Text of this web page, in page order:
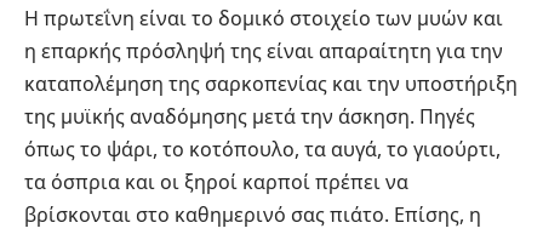
Η πρωτεΐνη είναι το δομικό στοιχείο των μυών και
η επαρκής πρόσληψή της είναι απαραίτητη για την
καταπολέμηση της σαρκοπενίας και την υποστήριξη
της μυϊκής αναδόμησης μετά την άσκηση. Πηγές
όπως το ψάρι, το κοτόπουλο, τα αυγά, το γιαούρτι,
τα όσπρια και οι ξηροί καρποί πρέπει να
βρίσκονται στο καθημερινό σας πιάτο. Επίσης, η